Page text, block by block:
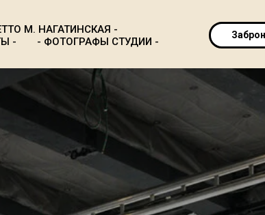
М. НАГАТИНСКАЯ -
- - ФОТОГРАФЫ СТУДИИ -